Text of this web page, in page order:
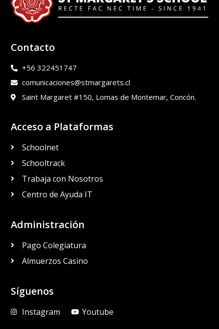
Contacto
+56 322451747
comunicaciones@stmargarets.cl
Saint Margaret #150, Lomas de Montemar, Concón.
Acceso a Plataformas
Schoolnet
Schooltrack
Trabaja con Nosotros
Centro de Ayuda IT
Administración
Pago Colegiatura
Almuerzos Casino
Síguenos
Instagram Youtube